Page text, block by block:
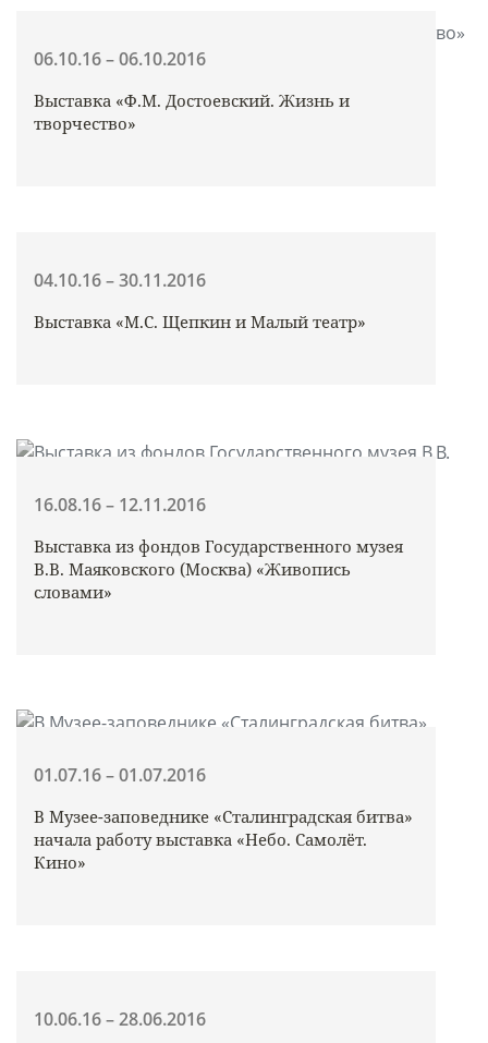
06.10.16 – 06.10.2016
Выставка «Ф.М. Достоевский. Жизнь и
творчество»
04.10.16 – 30.11.2016
Выставка «М.С. Щепкин и Малый театр»
16.08.16 – 12.11.2016
Выставка из фондов Государственного музея
В.В. Маяковского (Москва) «Живопись
словами»
01.07.16 – 01.07.2016
В Музее-заповеднике «Сталинградская битва»
начала работу выставка «Небо. Самолёт.
Кино»
10.06.16 – 28.06.2016